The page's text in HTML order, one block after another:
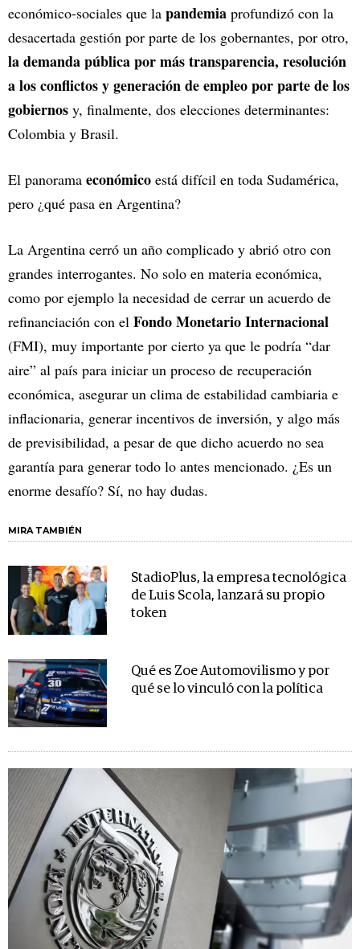
económico-sociales que la pandemia profundizó con la
desacertada gestión por parte de los gobernantes, por otro,
la demanda pública por más transparencia, resolución
a los conflictos y generación de empleo por parte de los
gobiernos y, finalmente, dos elecciones determinantes:
Colombia y Brasil.
El panorama económico está difícil en toda Sudamérica,
pero ¿qué pasa en Argentina?
La Argentina cerró un año complicado y abrió otro con
grandes interrogantes. No solo en materia económica,
como por ejemplo la necesidad de cerrar un acuerdo de
refinanciación con el Fondo Monetario Internacional
(FMI), muy importante por cierto ya que le podría “dar
aire” al país para iniciar un proceso de recuperación
económica, asegurar un clima de estabilidad cambiaria e
inflacionaria, generar incentivos de inversión, y algo más
de previsibilidad, a pesar de que dicho acuerdo no sea
garantía para generar todo lo antes mencionado. ¿Es un
enorme desafío? Sí, no hay dudas.
MIRA TAMBIÉN
StadioPlus, la empresa tecnológica
de Luis Scola, lanzará su propio
token
Qué es Zoe Automovilismo y por
qué se lo vinculó con la política